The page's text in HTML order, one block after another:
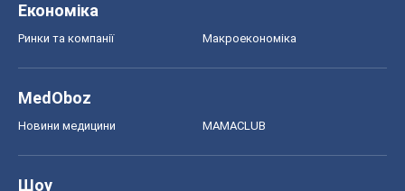
Економіка
Ринки та компанії Макроекономіка
MedOboz
Новини медицини MAMACLUB
Шоу